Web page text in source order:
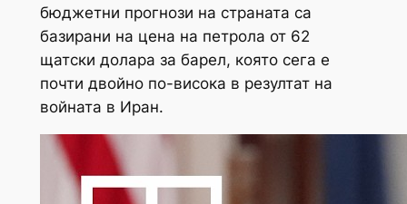
бюджетни прогнози на страната са
базирани на цена на петрола от 62
щатски долара за барел, която сега е
почти двойно по-висока в резултат на
войната в Иран.